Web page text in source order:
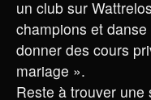
un club sur
champions et
donner des cours
mariage ».
Reste à trouver une